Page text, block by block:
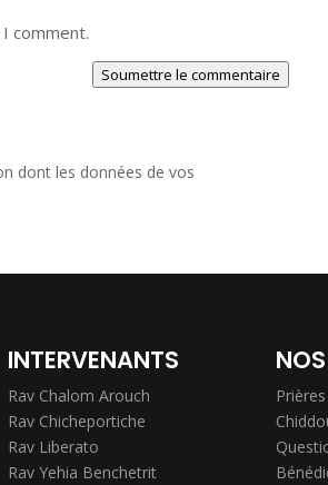
comment.
Soumettre le commentaire
dont les données de vos
INTERVENANTS
Rav Chalom Arouch
Rav Chicheportiche
Rav Liberato
Rav Yehia Benchetrit